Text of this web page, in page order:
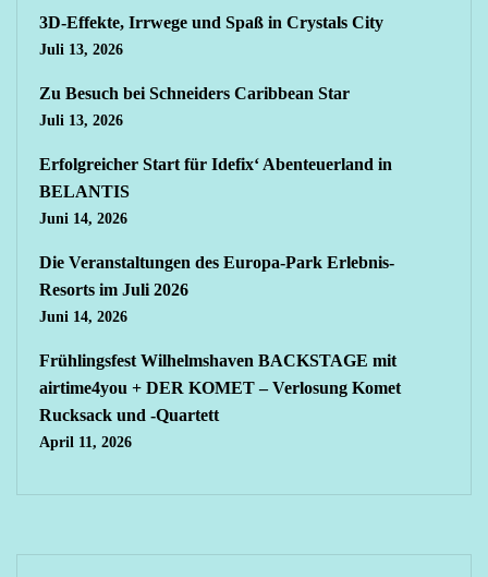
3D-Effekte, Irrwege und Spaß in Crystals City
Juli 13, 2026
Zu Besuch bei Schneiders Caribbean Star
Juli 13, 2026
Erfolgreicher Start für Idefix‘ Abenteuerland in
BELANTIS
Juni 14, 2026
Die Veranstaltungen des Europa-Park Erlebnis-
Resorts im Juli 2026
Juni 14, 2026
Frühlingsfest Wilhelmshaven BACKSTAGE mit
airtime4you + DER KOMET – Verlosung Komet
Rucksack und -Quartett
April 11, 2026